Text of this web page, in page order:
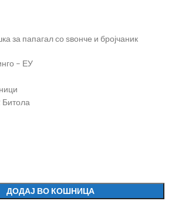
за папагал со ѕвонче и бројчаник
– ЕУ
Битола
ДОДАЈ ВО КОШНИЦА